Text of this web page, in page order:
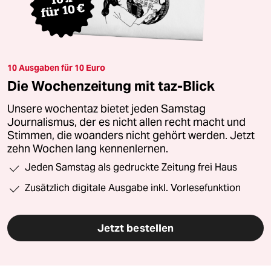
10 Ausgaben für 10 Euro
Die Wochenzeitung mit taz-Blick
Unsere wochentaz bietet jeden Samstag
Journalismus, der es nicht allen recht macht und
Stimmen, die woanders nicht gehört werden. Jetzt
zehn Wochen lang kennenlernen.
Jeden Samstag als gedruckte Zeitung frei Haus
Zusätzlich digitale Ausgabe inkl. Vorlesefunktion
Jetzt bestellen